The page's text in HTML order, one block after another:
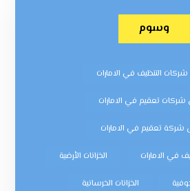
وسوم
التنظيف في الامارات
تعقيم في الامارات
شركة تعقيم في الامارات
في الامارات الخزانات الأرضية
الخزانات الخرسانية